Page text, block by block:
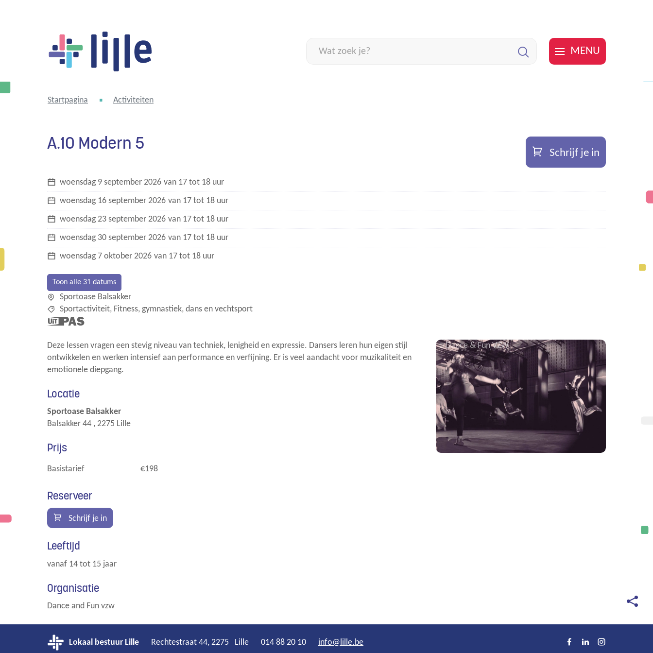
Lille
zoek
MENU
Startpagina Activiteiten
A.10 Modern 5 Schrijf je in
woensdag 9 september 2026 van 17 tot 18 uur
woensdag 16 september 2026 van 17 tot 18 uur
woensdag 23 september 2026 van 17 tot 18 uur
woensdag 30 september 2026 van 17 tot 18 uur
woensdag 7 oktober 2026 van 17 tot 18 uur
Toon alle 31 datums
Sportoase Balsakker
Sportactiviteit Fitness, gymnastiek, dans en vechtsport
Dit is een
activiteit.
Deze lessen vragen een stevig niveau van techniek, lenigheid en expressie. Dansers leren hun eigen stijl
ontwikkelen en werken intensief aan performance en verfijning. Er is veel aandacht voor muzikaliteit en
emotionele diepgang.
Locatie
Sportoase Balsakker
Balsakker 44 , 2275 Lille
Prijs
Basistarief €198
Reserveer
Schrijf je in
Leeftijd
vanaf 14 tot 15 jaar
Organisatie
Dance and Fun vzw
Dance & Fun VZW
Lokaal bestuur Lille
Adres
Rechtestraat 44, 2275 Lille
Tel.
014 88 20 10
E-
info@lille.be